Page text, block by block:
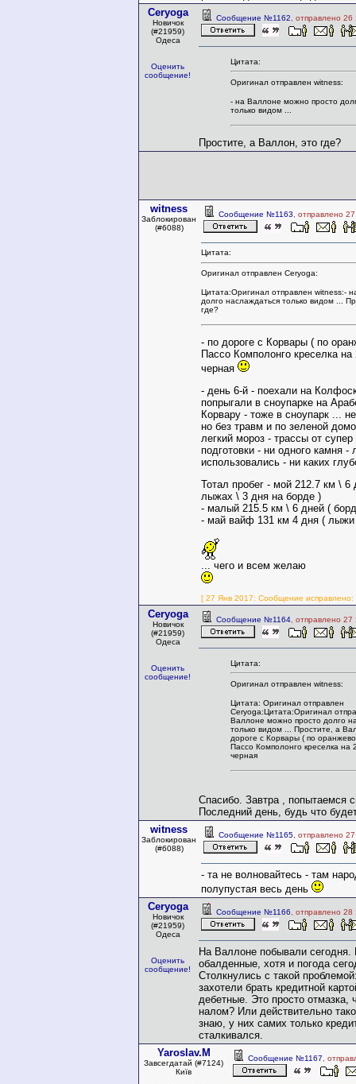
Ceryoga
Новичок
(#21959)
Одеса
Оценить
сообщение!
Сообщение №1162 , отправлено
Цитата:
Оригинал отправлен witness:
- на Валлоне можно просто
только видом ...
Простите, а Валлон, это где?
witness
Заблокирован
(#6088)
Сообщение №1163 , отправлено
Цитата:
Оригинал отправлен Ceryoga:
Цитата:Оригинал отправлен witness:-
долго наслаждаться только видом ...
где?
- по дороге с Корвары ( по
Пассо Комполонго креселка
черная
- день 6-й - поехали на
попрыгали в сноупарке на
Корвару - тоже в сноупарк ...
но без травм и по зеленой
легкий мороз - трассы от
подготовки - ни одного камня
использовались - ни каких
Тотал пробег - мой 212.7 км \ 6
лыжах \ 3 дня на борде )
- малый 215.5 км \ 6 дней (
- май вайф 131 км 4 дня ( лыжи
... чего и всем желаю
[ 27 Янв 2017: Сообщение исправлено:
Ceryoga
Новичок
(#21959)
Одеса
Оценить
сообщение!
Сообщение №1164 , отправлено
Цитата:
Оригинал отправлен witness:
Цитата: Оригинал отправлен
Ceryoga:Цитата:Оригинал
Валлоне можно просто долго
только видом ... Простите, а
дороге с Корвары ( по
Пассо Комполонго креселка на
черная
Спасибо. Завтра , попытаемся
Последний день, будь что
witness
Заблокирован
(#6088)
Сообщение №1165 , отправлено
- та не волновайтесь - там
полупустая весь день
Ceryoga
Новичок
(#21959)
Одеса
Оценить
сообщение!
Сообщение №1166 , отправлено
На Валлоне побывали сегодня.
обалденные, хотя и погода
Столкнулись с такой
захотели брать кредитной
дебетные. Это просто отмазка,
налом? Или действительно
знаю, у них самих только
сталкивался.
Yaroslav.M
Завсегдатай (#7124)
Київ
Сообщение №1167 ,